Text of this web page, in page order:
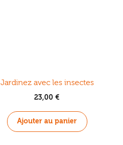
Jardinez avec les insectes
23,00€
Ajouter au panier